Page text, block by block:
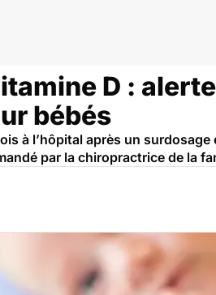
D :
bébés
à l’hôpital après un
par la chiropractrice de la